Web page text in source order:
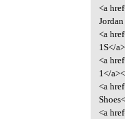
<a
<a
1S</
<a
1</
<a
<a